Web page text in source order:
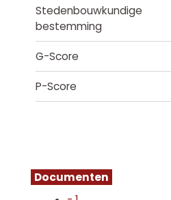
Stedenbouwkundige
bestemming
G-Score
P-Score
Documenten